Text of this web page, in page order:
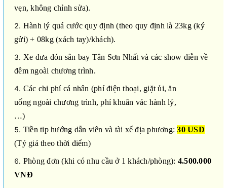
vẹn, không chỉnh sửa).
Hành lý quá cước quy định (theo quy định là 23kg (ký
gửi) + 08kg (xách tay)/khách).
Xe đưa đón sân bay Tân Sơn Nhất và các show diễn về
đêm ngoài chương trình.
Các chi phí cá nhân (phí điện thoại, giặt ủi, ăn
uống ngoài chương trình, phí khuân vác hành lý,
…)
Tiền tip hướng dẫn viên và tài xế địa phương:30 USD
(Tỷ giá theo thời điểm)
Phòng đơn (khi có nhu cầu ở 1 khách/phòng): 4.500.000
VNĐ